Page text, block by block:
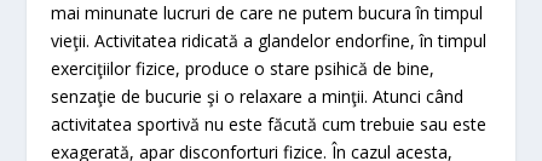
mai minunate lucruri de care ne putem bucura în timpul
vieţii. Activitatea ridicată a glandelor endorfine, în timpul
exerciţiilor fizice, produce o stare psihică de bine,
senzaţie de bucurie şi o relaxare a minţii. Atunci când
activitatea sportivă nu este făcută cum trebuie sau este
exagerată, apar disconforturi fizice. În cazul acesta,